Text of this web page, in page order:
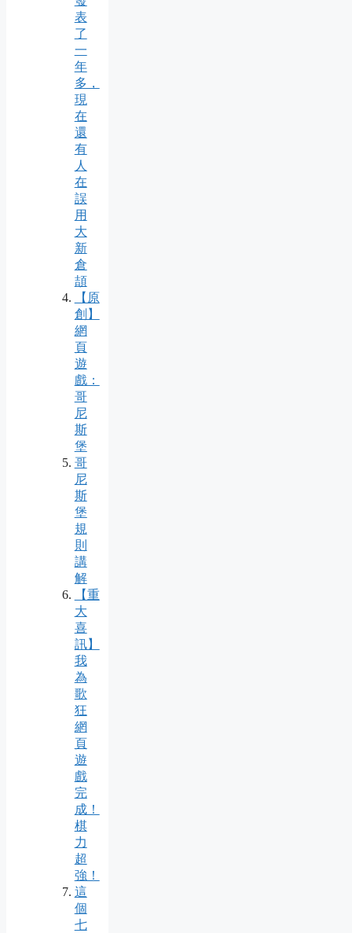
表
了
一
年
多，
現
在
還
有
人
在
誤
用
大
新
倉
頡
【原
創】
網
頁
遊
戲：
哥
尼
斯
堡
哥
尼
斯
堡
規
則
講
解
【重
大
喜
訊】
我
為
歌
狂
網
頁
遊
戲
完
成！
棋
力
超
強！
這
個
七